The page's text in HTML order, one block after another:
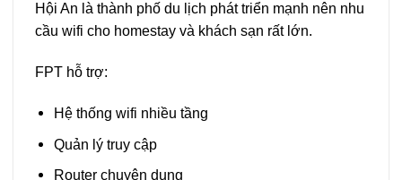
Hội An là thành phố du lịch phát triển mạnh nên nhu
cầu wifi cho homestay và khách sạn rất lớn.
FPT hỗ trợ:
Hệ thống wifi nhiều tầng
Quản lý truy cập
Router chuyên dụng